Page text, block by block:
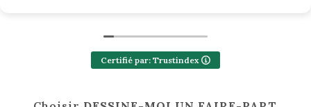
Certifié par: Trustindex